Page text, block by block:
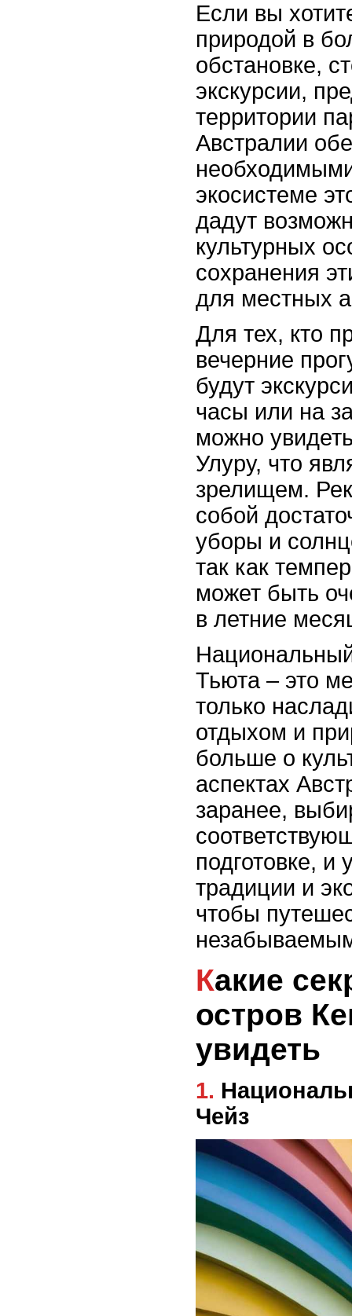
Если вы
природой в
обстановке,
экскурсии,
территории
Австралии
экосистеме
дадут
культурных
сохранения
для местных
Для тех, кто
вечерние
будут
часы или на
можно
Улуру, что
зрелищем.
собой
уборы и
так как
может быть
в летние
Тьюта – это
только
отдыхом и
больше о
аспектах
заранее,
подготовке, и
традиции и
чтобы
Какие секреты скрывает
остров
увидеть
1. Национальный парк Флиндерс-
Чейз